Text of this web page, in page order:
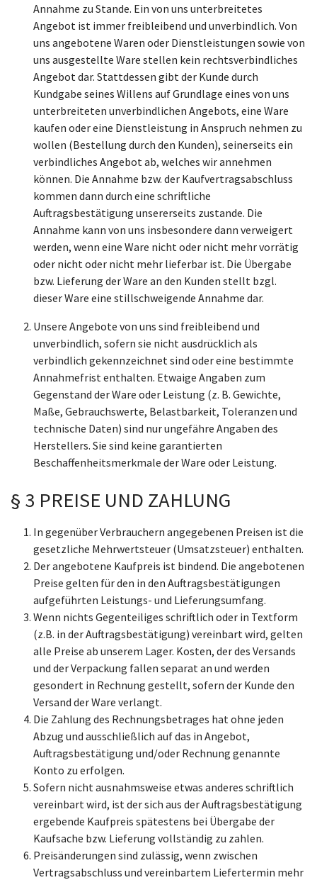
Annahme zu Stande. Ein von uns unterbreitetes
Angebot ist immer freibleibend und unverbindlich. Von
uns angebotene Waren oder Dienstleistungen sowie von
uns ausgestellte Ware stellen kein rechtsverbindliches
Angebot dar. Stattdessen gibt der Kunde durch
Kundgabe seines Willens auf Grundlage eines von uns
unterbreiteten unverbindlichen Angebots, eine Ware
kaufen oder eine Dienstleistung in Anspruch nehmen zu
wollen (Bestellung durch den Kunden), seinerseits ein
verbindliches Angebot ab, welches wir annehmen
können. Die Annahme bzw. der Kaufvertragsabschluss
kommen dann durch eine schriftliche
Auftragsbestätigung unsererseits zustande. Die
Annahme kann von uns insbesondere dann verweigert
werden, wenn eine Ware nicht oder nicht mehr vorrätig
oder nicht oder nicht mehr lieferbar ist. Die Übergabe
bzw. Lieferung der Ware an den Kunden stellt bzgl.
dieser Ware eine stillschweigende Annahme dar.
Unsere Angebote von uns sind freibleibend und
unverbindlich, sofern sie nicht ausdrücklich als
verbindlich gekennzeichnet sind oder eine bestimmte
Annahmefrist enthalten. Etwaige Angaben zum
Gegenstand der Ware oder Leistung (z. B. Gewichte,
Maße, Gebrauchswerte, Belastbarkeit, Toleranzen und
technische Daten) sind nur ungefähre Angaben des
Herstellers. Sie sind keine garantierten
Beschaffenheitsmerkmale der Ware oder Leistung.
§ 3 PREISE UND ZAHLUNG
In gegenüber Verbrauchern angegebenen Preisen ist die
gesetzliche Mehrwertsteuer (Umsatzsteuer) enthalten.
Der angebotene Kaufpreis ist bindend. Die angebotenen
Preise gelten für den in den Auftragsbestätigungen
aufgeführten Leistungs- und Lieferungsumfang.
Wenn nichts Gegenteiliges schriftlich oder in Textform
(z.B. in der Auftragsbestätigung) vereinbart wird, gelten
alle Preise ab unserem Lager. Kosten, der des Versands
und der Verpackung fallen separat an und werden
gesondert in Rechnung gestellt, sofern der Kunde den
Versand der Ware verlangt.
Die Zahlung des Rechnungsbetrages hat ohne jeden
Abzug und ausschließlich auf das in Angebot,
Auftragsbestätigung und/oder Rechnung genannte
Konto zu erfolgen.
Sofern nicht ausnahmsweise etwas anderes schriftlich
vereinbart wird, ist der sich aus der Auftragsbestätigung
ergebende Kaufpreis spätestens bei Übergabe der
Kaufsache bzw. Lieferung vollständig zu zahlen.
Preisänderungen sind zulässig, wenn zwischen
Vertragsabschluss und vereinbartem Liefertermin mehr